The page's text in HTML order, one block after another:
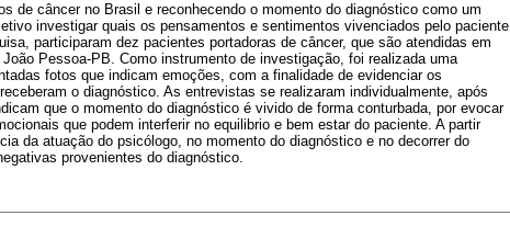
de câncer no Brasil e reconhecendo o momento do diagnóstico como um
investigar quais os pensamentos e sentimentos vivenciados pelo paciente
participaram dez pacientes portadoras de câncer, que são atendidas em
Pessoa-PB. Como instrumento de investigação, foi realizada uma
fotos que indicam emoções, com a finalidade de evidenciar os
o diagnóstico. As entrevistas se realizaram individualmente, após
que o momento do diagnóstico é vivido de forma conturbada, por evocar
que podem interferir no equilibrio e bem estar do paciente. A partir
da atuação do psicólogo, no momento do diagnóstico e no decorrer do
provenientes do diagnóstico.